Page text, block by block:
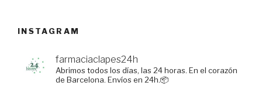
INSTAGRAM
farmaciaclapes24h
Abrimos todos los días, las 24 horas. En el corazón
de Barcelona. Envíos en 24h.📦